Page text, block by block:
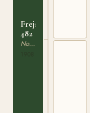
Freja
482
Nordsvensk Brukshäst